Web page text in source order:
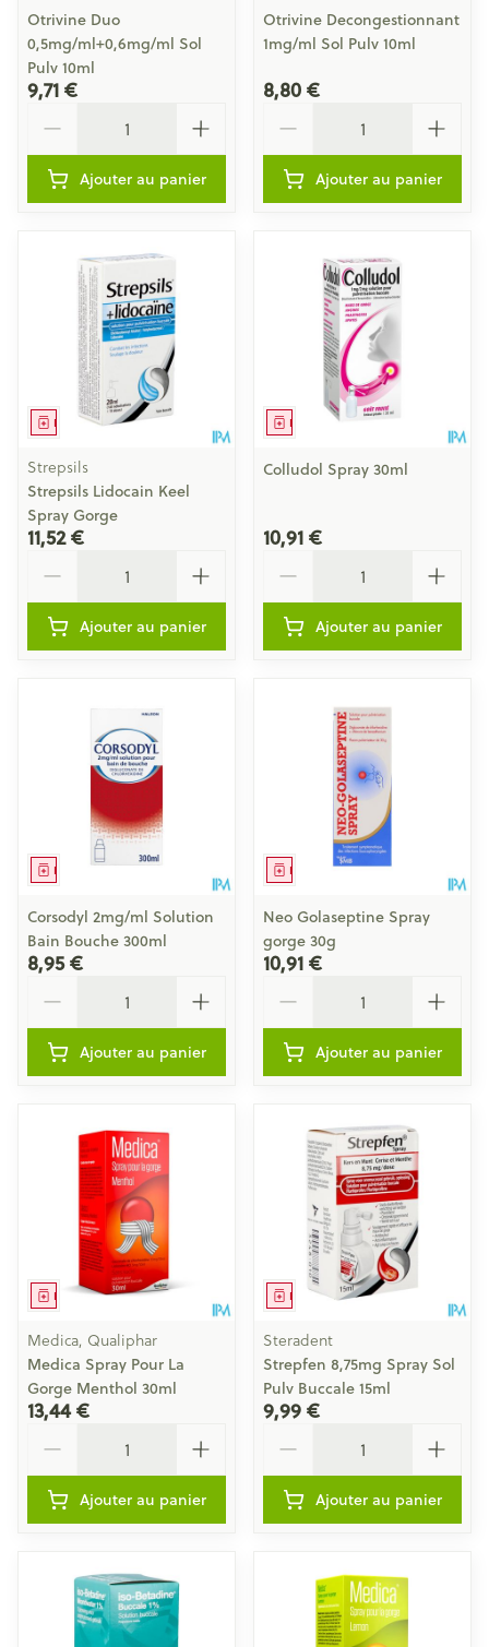
Otrivine Duo
0,5mg/ml+0,6mg/ml Sol
Pulv 10ml
9,71 €
Ajouter au panier
Otrivine Decongestionnant
1mg/ml Sol Pulv 10ml
8,80 €
Ajouter au panier
Médicament
Strepsils
Strepsils Lidocain Keel
Spray Gorge
11,52 €
Ajouter au panier
Médicament
Colludol Spray 30ml
10,91 €
Ajouter au panier
Médicament
Corsodyl 2mg/ml Solution
Bain Bouche 300ml
8,95 €
Ajouter au panier
Médicament
Neo Golaseptine Spray
gorge 30g
10,91 €
Ajouter au panier
Médicament
Medica, Qualiphar
Medica Spray Pour La
Gorge Menthol 30ml
13,44 €
Ajouter au panier
Médicament
Steradent
Strepfen 8,75mg Spray Sol
Pulv Buccale 15ml
9,99 €
Ajouter au panier